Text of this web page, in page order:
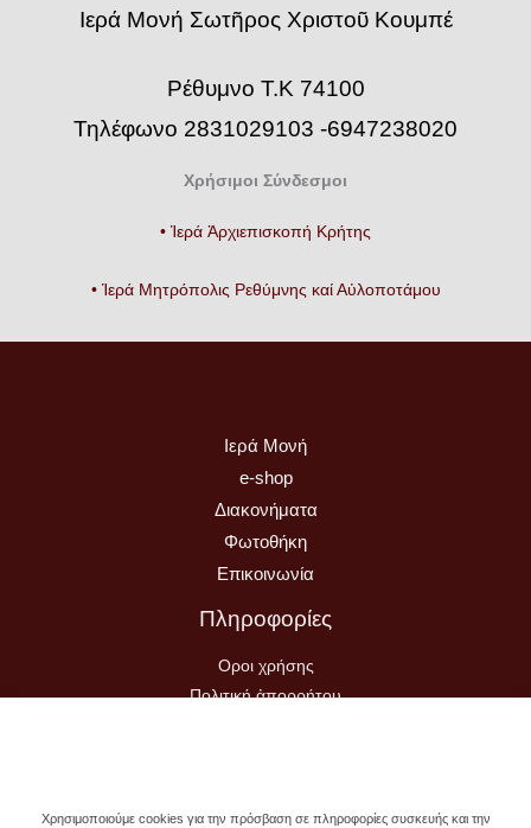
Iερά Μονή Σωτῆρος Χριστοῦ Κουμπέ
Ρέθυμνο Τ.Κ 74100
Τηλέφωνο 2831029103 -6947238020
Χρήσιμοι Σύνδεσμοι
• Ἱερά Ἀρχιεπισκοπή Κρήτης
• Ἱερά Μητρόπολις Ρεθύμνης καί Αὐλοποτάμου
Ιερά Μονή
e-shop
Διακονήματα
Φωτοθήκη
Επικοινωνία
Πληροφορίες
Οροι χρήσης
Πολιτική ἀπορρήτου
Χρησιμοποιούμε cookies για την πρόσβαση σε πληροφορίες συσκευής και την